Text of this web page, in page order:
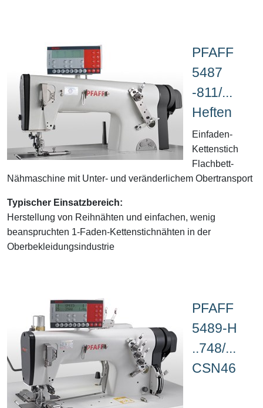
PFAFF
5487
-811/...
Heften
Einfaden-
Kettenstich
Flachbett-
Nähmaschine mit Unter- und veränderlichem Obertransport
Typischer Einsatzbereich:
Herstellung von Reihnähten und einfachen, wenig
beanspruchten 1-Faden-Kettenstichnähten in der
Oberbekleidungsindustrie
PFAFF
5489-H
..748/...
CSN46